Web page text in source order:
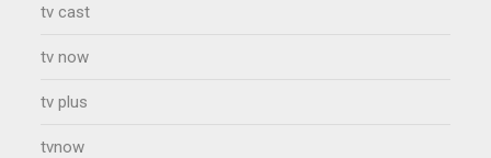
tv cast
tv now
tv plus
tvnow